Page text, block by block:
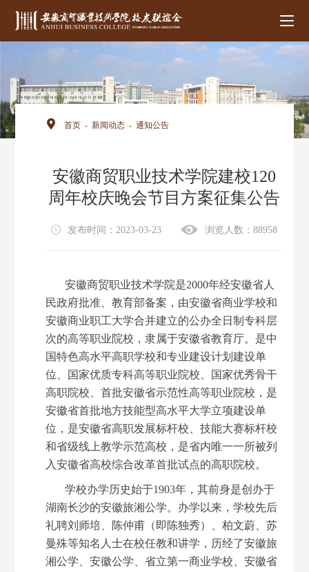
首页 - 新闻动态 - 通知公告
安徽商贸职业技术学院建校120
周年校庆晚会节目方案征集公告
发布时间：2023-03-23 浏览人数：88958
安徽商贸职业技术学院是2000年经安徽省人
民政府批准、教育部备案，由安徽省商业学校和
安徽商业职工大学合并建立的公办全日制专科层
次的高等职业院校，隶属于安徽省教育厅。是中
国特色高水平高职学校和专业建设计划建设单
位、国家优质专科高等职业院校、国家优秀骨干
高职院校、首批安徽省示范性高等职业院校，是
安徽省首批地方技能型高水平大学立项建设单
位，是安徽省高职发展标杆校、技能大赛标杆校
和省级线上教学示范高校，是省内唯一一所被列
入安徽省高校综合改革首批试点的高职院校。
学校办学历史始于1903年，其前身是创办于
湖南长沙的安徽旅湘公学。办学以来，学校先后
礼聘刘师培、陈仲甫（即陈独秀）、柏文蔚、苏
曼殊等知名人士在校任教和讲学，历经了安徽旅
湘公学、安徽公学、省立第一商业学校、安徽省